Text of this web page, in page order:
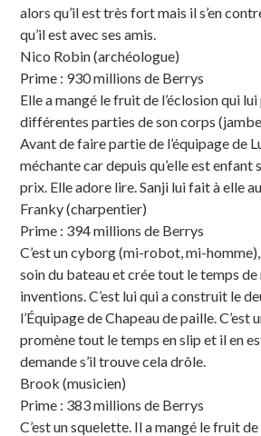
alors qu’il est très fort mais il s’en
qu’il est avec ses amis.
Nico Robin (archéologue)
Prime : 930 millions de Berrys
Elle a mangé le fruit de l’éclosion qui
différentes parties de son corps
Avant de faire partie de l’équipage de
méchante car depuis qu’elle est enfant
prix. Elle adore lire. Sanji lui fait à elle
Franky (charpentier)
Prime : 394 millions de Berrys
C’est un cyborg (mi-robot, mi-
soin du bateau et crée tout le temps de
inventions. C’est lui qui a construit le
l’Équipage de Chapeau de paille. C’est
promène tout le temps en slip et il en
demande s’il trouve cela drôle.
Brook (musicien)
Prime : 383 millions de Berrys
C’est un squelette. Il a mangé le fruit